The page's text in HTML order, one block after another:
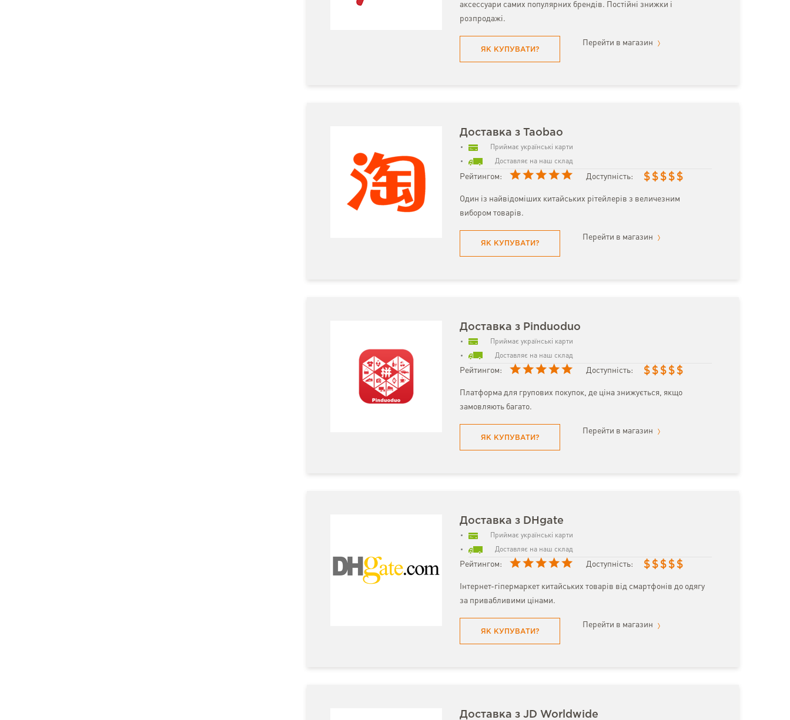
аксессуари самих популярних брендів. Постійні знижки і
розпродажі.
ЯК КУПУВАТИ?
Перейти в магазин
Доставка з Taobao
Приймає українські карти
Доставляє на наш склад
Рейтингом: Доступність: $ $ $ $ $
Один із найвідоміших китайських рітейлерів з величезним
вибором товарів.
ЯК КУПУВАТИ?
Перейти в магазин
Доставка з Pinduoduo
Приймає українські карти
Доставляє на наш склад
Рейтингом: Доступність: $ $ $ $ $
Платформа для групових покупок, де ціна знижується, якщо
замовляють багато.
ЯК КУПУВАТИ?
Перейти в магазин
Доставка з DHgate
Приймає українські карти
Доставляє на наш склад
Рейтингом: Доступність: $ $ $ $ $
Інтернет-гіпермаркет китайських товарів від смартфонів до одягу
за привабливими цінами.
ЯК КУПУВАТИ?
Перейти в магазин
Доставка з JD Worldwide